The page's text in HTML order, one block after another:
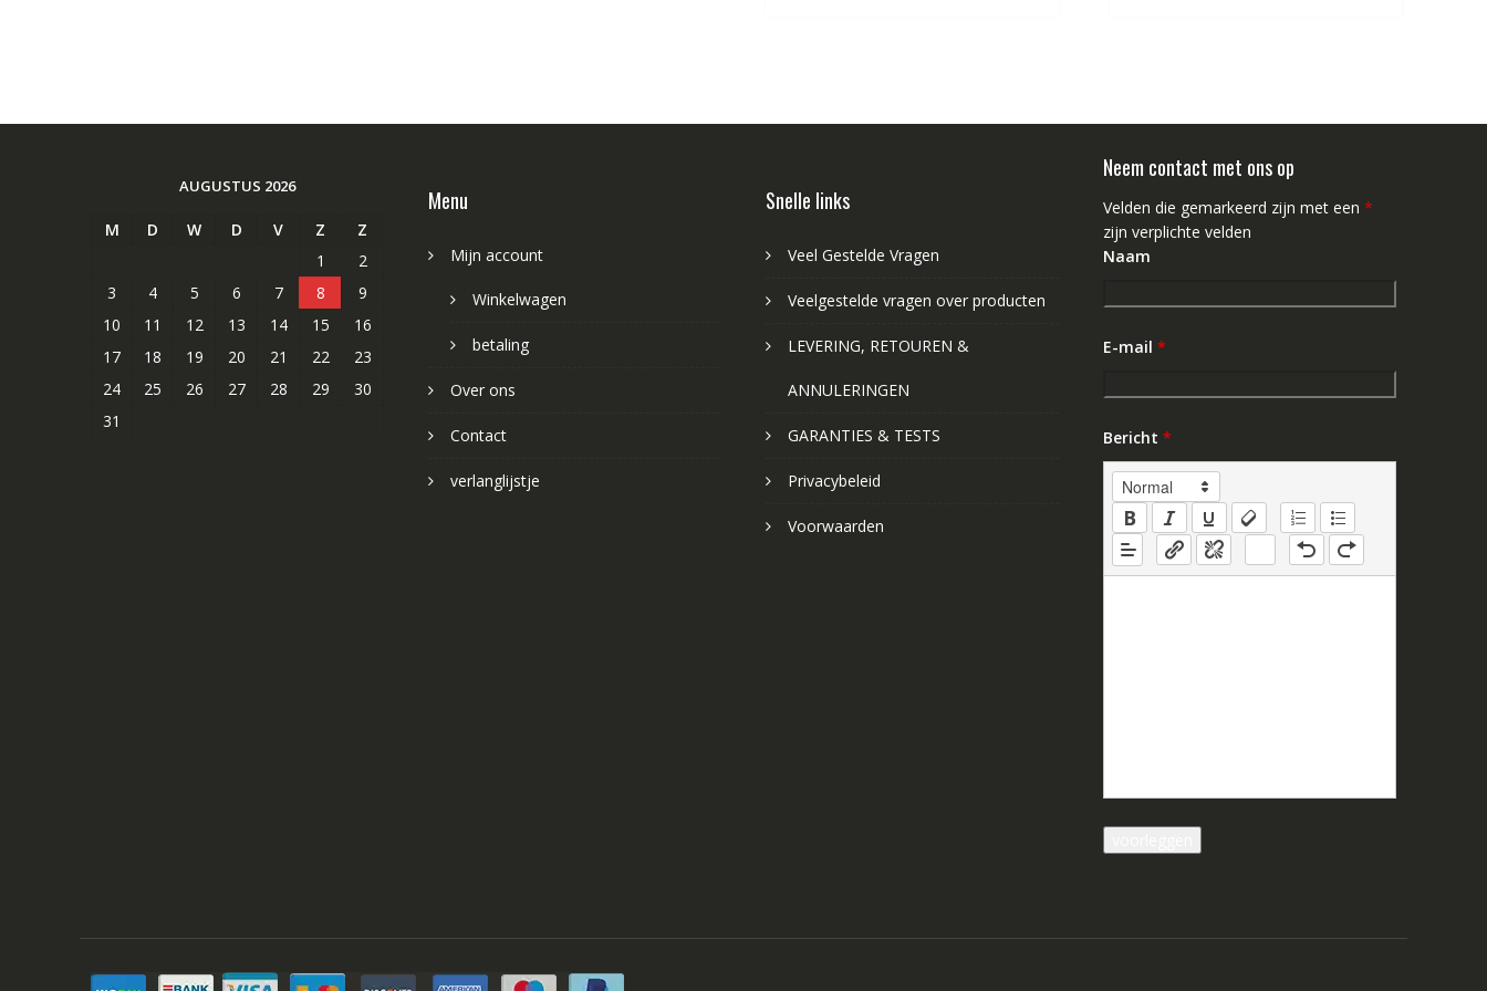
AUGUSTUS 2026
M D W D V Z
Z
1
2
3
4 5 6 7 8
9
10
11 12 13 14 15
16
17
18 19 20 21 22
23
24
25 26 27 28 29
30
31
Menu
Mijn account
Winkelwagen
betaling
Over ons
Contact
verlanglijstje
Snelle links
Veel Gestelde Vragen
Veelgestelde vragen over producten
LEVERING, RETOUREN &
ANNULERINGEN
GARANTIES & TESTS
Privacybeleid
Voorwaarden
Neem contact met ons op
Velden die gemarkeerd zijn met een *
zijn verplichte velden
Naam
E-mail *
Bericht *